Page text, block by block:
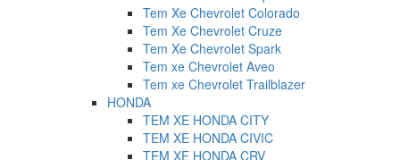
Tem Xe Chevrolet Colorado
Tem Xe Chevrolet Cruze
Tem Xe Chevrolet Spark
Tem xe Chevrolet Aveo
Tem xe Chevrolet Trailblazer
HONDA
TEM XE HONDA CITY
TEM XE HONDA CIVIC
TEM XE HONDA CRV